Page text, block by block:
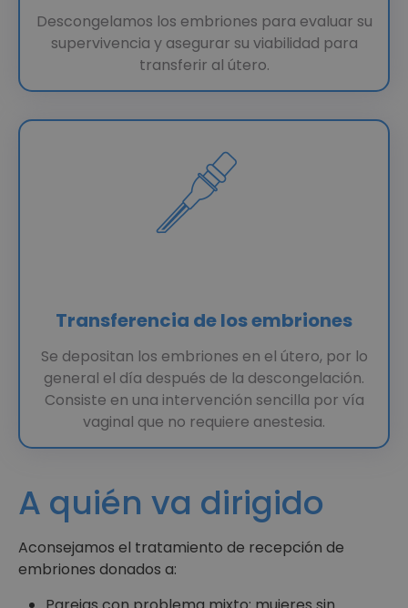
Descongelamos los embriones para evaluar su
supervivencia y asegurar su viabilidad para
transferir al útero.
Transferencia de los embriones
Se depositan los embriones en el útero, por lo
general el día después de la descongelación.
Consiste en una intervención sencilla por vía
vaginal que no requiere anestesia.
A quién va dirigido
Aconsejamos el tratamiento de recepción de
embriones donados a: